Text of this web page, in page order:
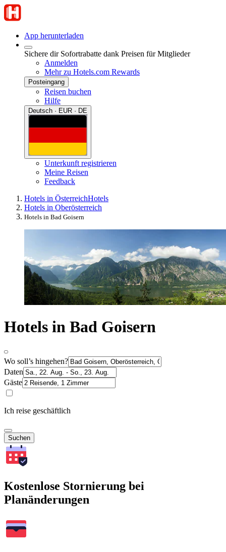
App herunterladen
Sichere dir Sofortrabatte dank Preisen für Mitglieder
Anmelden
Mehr zu Hotels.com Rewards
Posteingang
Reisen buchen
Hilfe
Deutsch · EUR · DE
Unterkunft registrieren
Meine Reisen
Feedback
Hotels in ÖsterreichHotels
Hotels in Oberösterreich
Hotels in Bad Goisern
Hotels in Bad Goisern
Wo soll’s hingehen?
Daten
Gäste
Ich reise geschäftlich
Suchen
Kostenlose Stornierung bei
Planänderungen